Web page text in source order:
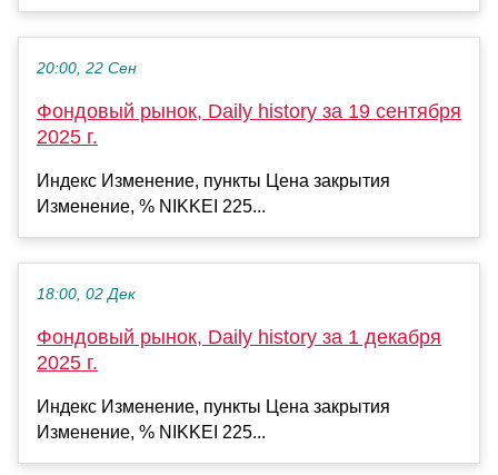
20:00, 22 Сен
Фондовый рынок, Daily history за 19 сентября
2025 г.
Индекс Изменение, пункты Цена закрытия
Изменение, % NIKKEI 225...
18:00, 02 Дек
Фондовый рынок, Daily history за 1 декабря
2025 г.
Индекс Изменение, пункты Цена закрытия
Изменение, % NIKKEI 225...